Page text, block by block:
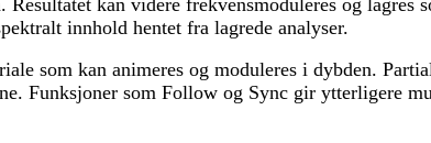
innhold hentet fra lagrede analyser.
som kan animeres og moduleres i dybden.
Funksjoner som Follow og Sync gir ytterligere